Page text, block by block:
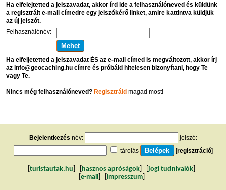
Ha elfelejtetted a jelszavadat, akkor írd ide a felhasználóneved és küldünk
a regisztrált e-mail címedre egy jelszókérő linket, amire kattintva küldjük
az új jelszót.
Felhasználónév:
Ha elfeljetetted a jelszavadat ÉS az e-mail címed is megváltozott, akkor írj
az info@geocaching.hu címre és próbáld hitelesen bizonyítani, hogy Te
vagy Te.
Nincs még felhasználóneved? Regisztráldmagad most!
Bejelentkezés név:
jelszó:
tárolás
[regisztráció]
turistautak.hu hasznos apróságok jogi tudnivalók
e-mail impresszum]